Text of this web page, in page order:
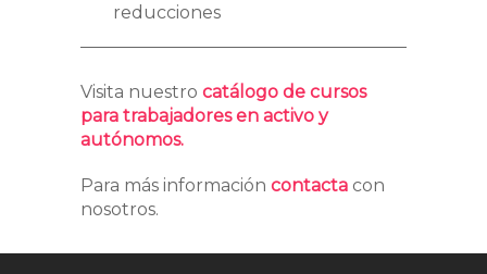
reducciones
Visita nuestro catálogo de cursos
para trabajadores en activo y
autónomos.
Para más información contacta con
nosotros.